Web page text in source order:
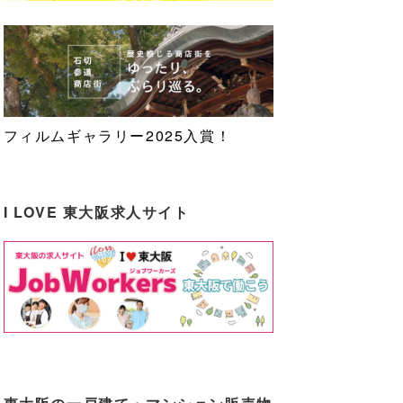
フィルムギャラリー2025入賞！
I LOVE 東大阪求人サイト